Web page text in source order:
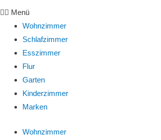
Menü
Wohnzimmer
Schlafzimmer
Esszimmer
Flur
Garten
Kinderzimmer
Marken
Wohnzimmer